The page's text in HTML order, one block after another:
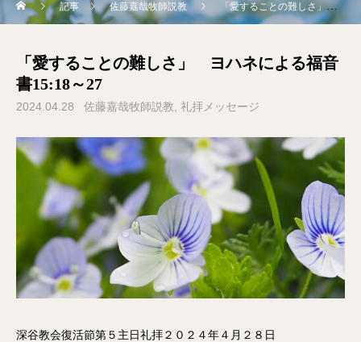
記事 佐藤嘉哉牧師説教 「愛することの難しさ」 ヨハネによる福音書15:18～27
「愛することの難しさ」 ヨハネによる福音
書15:18～27
2024.04.28 佐藤嘉哉牧師説教 礼拝メッセージ
深谷教会復活節第５主日礼拝２０２４年４月２８日